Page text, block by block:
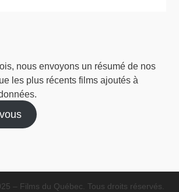
nous envoyons un résumé de nos
les plus récents films ajoutés à
– Films du Québec. Tous droits réservés.